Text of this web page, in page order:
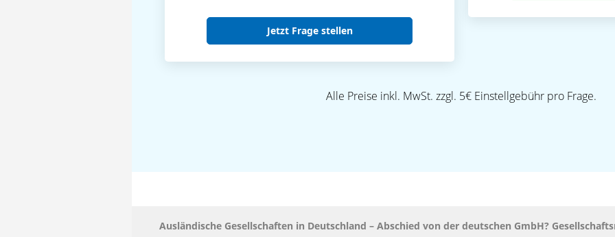
Jetzt Frage stellen
Alle Preise inkl. MwSt. zzgl. 5€ Einstellgebühr pro Frage.
Ausländische Gesellschaften in Deutschland – Abschied von der deutschen GmbH?